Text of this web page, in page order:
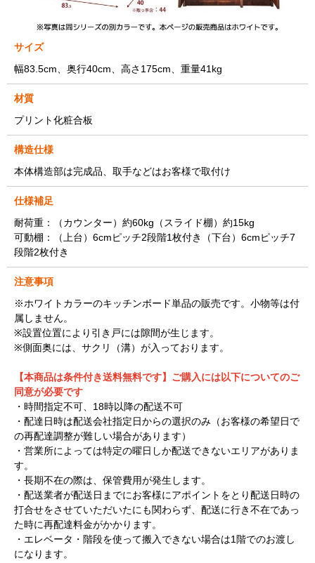
サイズ
幅83.5cm、奥行40cm、高さ175cm、重量41kg
材質
プリント化粧合板
構造仕様
本体構造部は完成品、取手などはお客様で取付け
仕様補足
耐荷重：（カウンター）約60kg（スライド棚）約15kg
可動棚：（上台）6cmピッチ2段階1枚付き（下台）6cmピッチ7
段階2枚付き
注意事項
※ホワイトカラーのキッチンボード単品の販売です。小物等は付
属しません。
※設置位置により引き戸には隙間が生じます。
※側面奥には、サクリ（溝）が入っております。
【本商品は条件付き送料無料です】ご購入には以下についてのご
同意が必要です
・時間指定不可、18時以降の配送不可
・配達日時は配送会社指定日からの選択のみ（お客様の希望日で
の再配達調整が難しい場合があります）
・営業所によっては特定の曜日しか配送できないエリアがありま
す。
・長期不在の際は、保管費用が発生します。
・配送業者が配送日までにお客様にアポイントをとり配送日時の
打合せをさせていただいたにも関わらず、配送に行き不在であっ
た時に再配達料金がかかります。
・エレベータ・階段を使って搬入できない場合は1階でのお渡し
になります。